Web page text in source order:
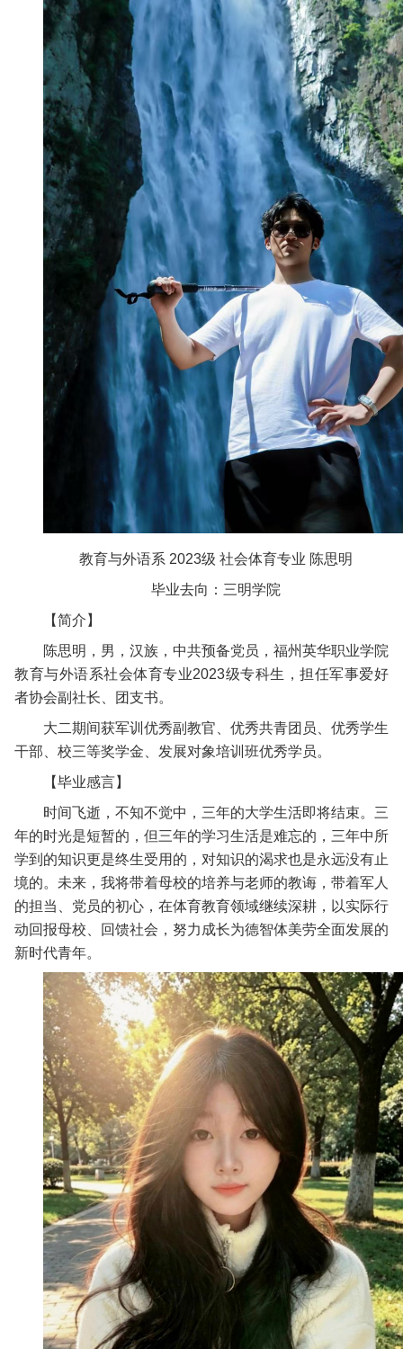
教育与外语系 2023级 社会体育专业 陈思明
毕业去向：三明学院
【简介】
陈思明，男，汉族，中共预备党员，福州英华职业学院
教育与外语系社会体育专业2023级专科生，担任军事爱好
者协会副社长、团支书。
大二期间获军训优秀副教官、优秀共青团员、优秀学生
干部、校三等奖学金、发展对象培训班优秀学员。
【毕业感言】
时间飞逝，不知不觉中，三年的大学生活即将结束。三
年的时光是短暂的，但三年的学习生活是难忘的，三年中所
学到的知识更是终生受用的，对知识的渴求也是永远没有止
境的。未来，我将带着母校的培养与老师的教诲，带着军人
的担当、党员的初心，在体育教育领域继续深耕，以实际行
动回报母校、回馈社会，努力成长为德智体美劳全面发展的
新时代青年。